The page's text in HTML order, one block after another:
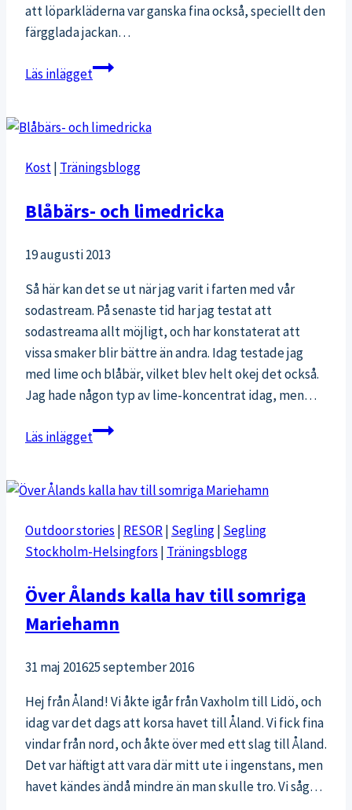
att löparkläderna var ganska fina också, speciellt den
färgglada jackan…
Läs inläggetBudget
Kost| Träningsblogg
Blåbärs- och limedricka
19 augusti 2013
Så här kan det se ut när jag varit i farten med vår
sodastream. På senaste tid har jag testat att
sodastreama allt möjligt, och har konstaterat att
vissa smaker blir bättre än andra. Idag testade jag
med lime och blåbär, vilket blev helt okej det också.
Jag hade någon typ av lime-koncentrat idag, men…
Läs inläggetBlåbärs-
Outdoor stories | RESOR| Segling| Segling
Stockholm-Helsingfors | Träningsblogg
Över Ålands kalla hav till somriga
Mariehamn
31 maj 201625 september 2016
Hej från Åland! Vi åkte igår från Vaxholm till Lidö, och
idag var det dags att korsa havet till Åland. Vi fick fina
vindar från nord, och åkte över med ett slag till Åland.
Det var häftigt att vara där mitt ute i ingenstans, men
havet kändes ändå mindre än man skulle tro. Vi såg…